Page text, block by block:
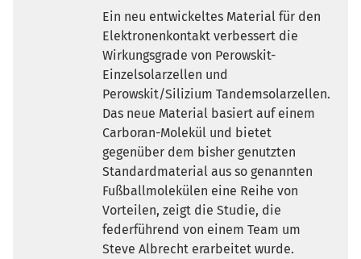
Ein neu entwickeltes Material für den
Elektronenkontakt verbessert die
Wirkungsgrade von Perowskit-
Einzelsolarzellen und
Perowskit/Silizium Tandemsolarzellen.
Das neue Material basiert auf einem
Carboran-Molekül und bietet
gegenüber dem bisher genutzten
Standardmaterial aus so genannten
Fußballmolekülen eine Reihe von
Vorteilen, zeigt die Studie, die
federführend von einem Team um
Steve Albrecht erarbeitet wurde.